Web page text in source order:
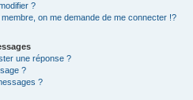
?
membre, on me demande de me connecter !?
une réponse ?
?
?